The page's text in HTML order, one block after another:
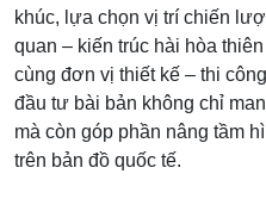
khúc, lựa chọn vị trí chiến
quan – kiến trúc hài hòa
cùng đơn vị thiết kế – thi
đầu tư bài bản không chỉ
mà còn góp phần nâng tầm
trên bản đồ quốc tế.